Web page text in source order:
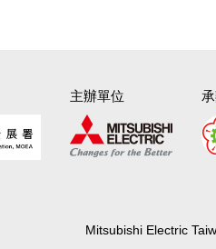
主辦單位
Mitsubishi Electric